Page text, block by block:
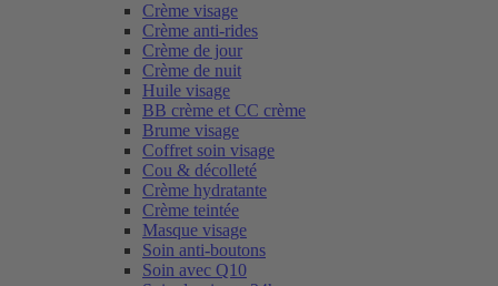
Crème visage
Crème anti-rides
Crème de jour
Crème de nuit
Huile visage
BB crème et CC crème
Brume visage
Coffret soin visage
Cou & décolleté
Crème hydratante
Crème teintée
Masque visage
Soin anti-boutons
Soin avec Q10